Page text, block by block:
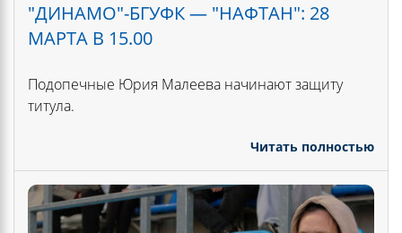
"ДИНАМО"-БГУФК — "НАФТАН": 28
МАРТА В 15.00
Подопечные Юрия Малеева начинают защиту
титула.
Читать полностью